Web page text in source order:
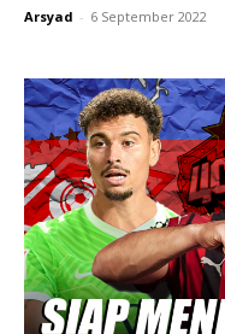
Arsyad - 6 September 2022